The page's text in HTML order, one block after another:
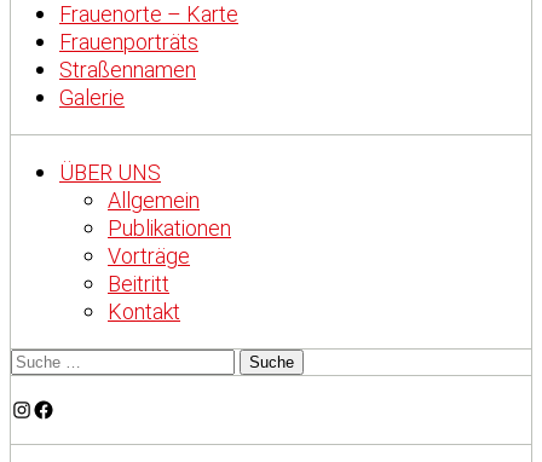
Frauenorte – Karte
Frauenporträts
Straßennamen
Galerie
ÜBER UNS
Allgemein
Publikationen
Vorträge
Beitritt
Kontakt
Instagram
Facebook